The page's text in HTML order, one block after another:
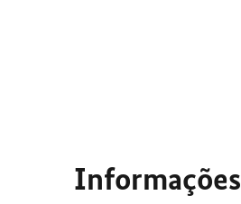
Informações